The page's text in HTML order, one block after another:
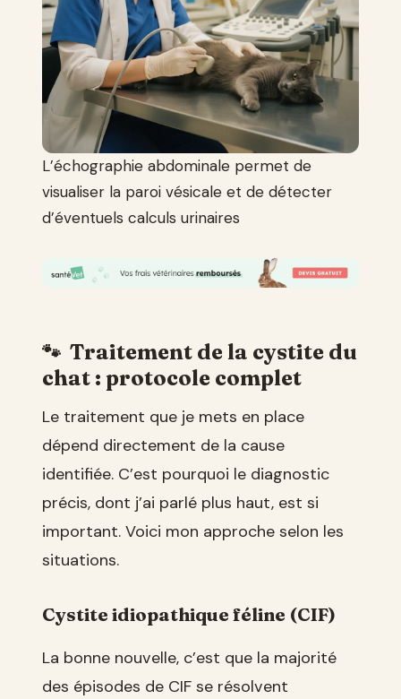
L’échographie abdominale permet de
visualiser la paroi vésicale et de détecter
d’éventuels calculs urinaires
Traitement de la cystite du
chat : protocole complet
Le traitement que je mets en place
dépend directement de la cause
identifiée. C’est pourquoi le diagnostic
précis, dont j’ai parlé plus haut, est si
important. Voici mon approche selon les
situations.
Cystite idiopathique féline (CIF)
La bonne nouvelle, c’est que la majorité
des épisodes de CIF se résolvent